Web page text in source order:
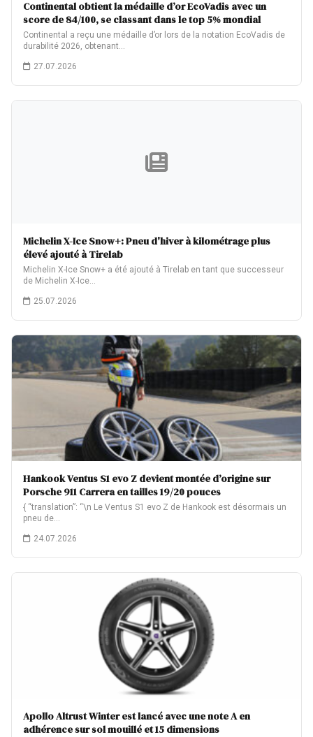
Continental obtient la médaille d’or EcoVadis avec un
score de 84/100, se classant dans le top 5% mondial
Continental a reçu une médaille d’or lors de la notation EcoVadis de
durabilité 2026, obtenant…
27.07.2026
Michelin X-Ice Snow+: Pneu d'hiver à kilométrage plus
élevé ajouté à Tirelab
Michelin X-Ice Snow+ a été ajouté à Tirelab en tant que successeur
de Michelin X-Ice…
25.07.2026
Hankook Ventus S1 evo Z devient montée d’origine sur
Porsche 911 Carrera en tailles 19/20 pouces
{ “translation”: “\n Le Ventus S1 evo Z de Hankook est désormais un
pneu de…
24.07.2026
Apollo Altrust Winter est lancé avec une note A en
adhérence sur sol mouillé et 15 dimensions